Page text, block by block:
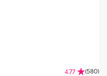
4.77 (580)